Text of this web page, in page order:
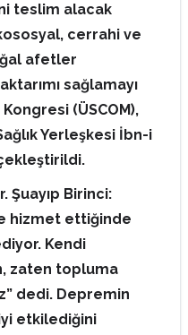
teslim alacak
cerrahi ve
afetler
sağlamayı
(ÜSCOM),
Yerleşkesi İbn-i
Şuayıp Birinci:
hizmet ettiğinde
Kendi
zaten topluma
dedi. Depremin
etkilediğini